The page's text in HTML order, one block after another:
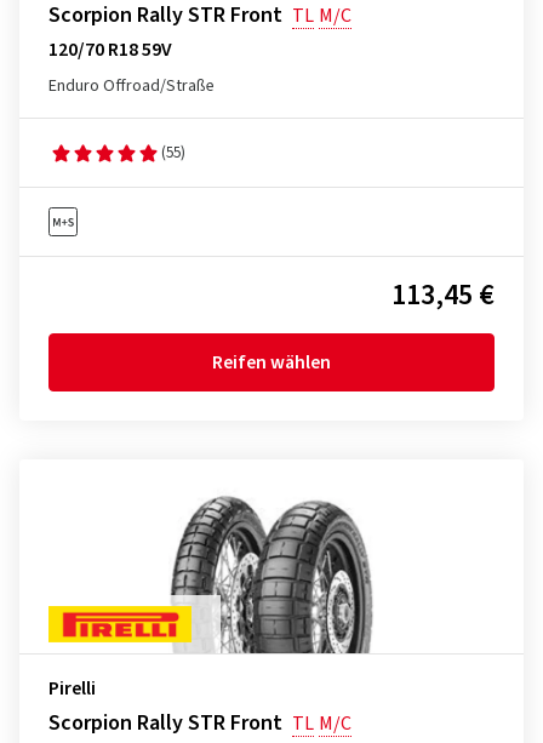
Scorpion Rally STR Front TL M/C
120/70 R18 59V
Enduro Offroad/Straße
(55)
113,45 €
Reifen wählen
Pirelli
Scorpion Rally STR Front TL M/C